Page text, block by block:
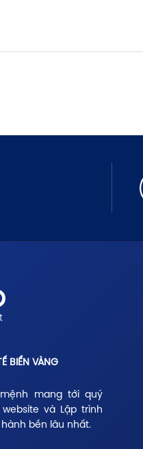
BIỂN VÀNG
mang tới quý
và Lập trình
bền lâu nhất.